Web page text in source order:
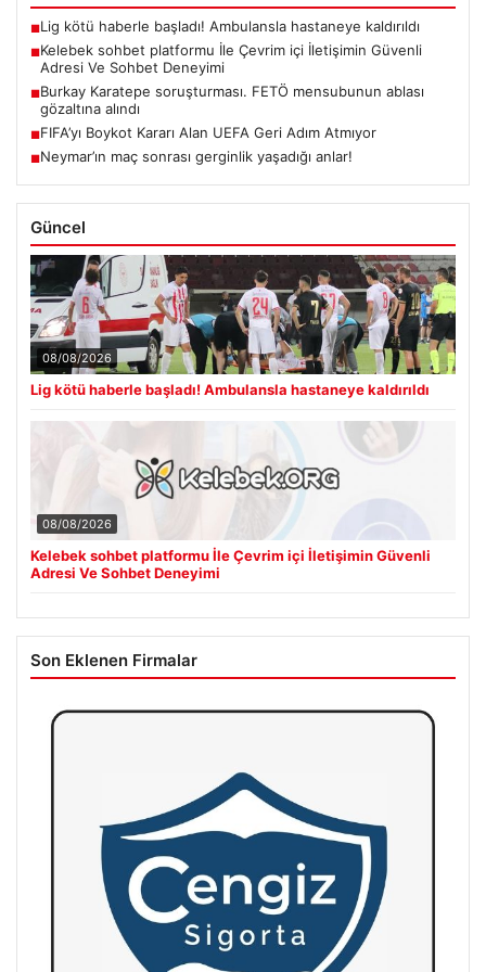
■Lig kötü haberle başladı! Ambulansla hastaneye kaldırıldı
■Kelebek sohbet platformu İle Çevrim içi İletişimin Güvenli
Adresi Ve Sohbet Deneyimi
■Burkay Karatepe soruşturması. FETÖ mensubunun ablası
gözaltına alındı
■FIFA’yı Boykot Kararı Alan UEFA Geri Adım Atmıyor
■Neymar’ın maç sonrası gerginlik yaşadığı anlar!
Güncel
08/08/2026
Lig kötü haberle başladı! Ambulansla hastaneye kaldırıldı
08/08/2026
Kelebek sohbet platformu İle Çevrim içi İletişimin Güvenli
Adresi Ve Sohbet Deneyimi
Son Eklenen Firmalar